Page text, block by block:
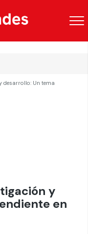
desarrollo: Un tema
y
en